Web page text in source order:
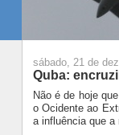
sábado, 21 de
Quba:
Não é de hoje
o Ocidente ao
a influência que a